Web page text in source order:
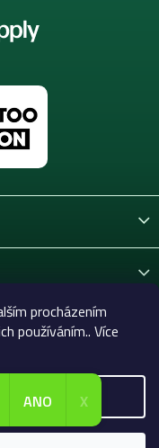
procházením
používáním.. Více
pro tetování a
práva vyhrazena.
ANO X